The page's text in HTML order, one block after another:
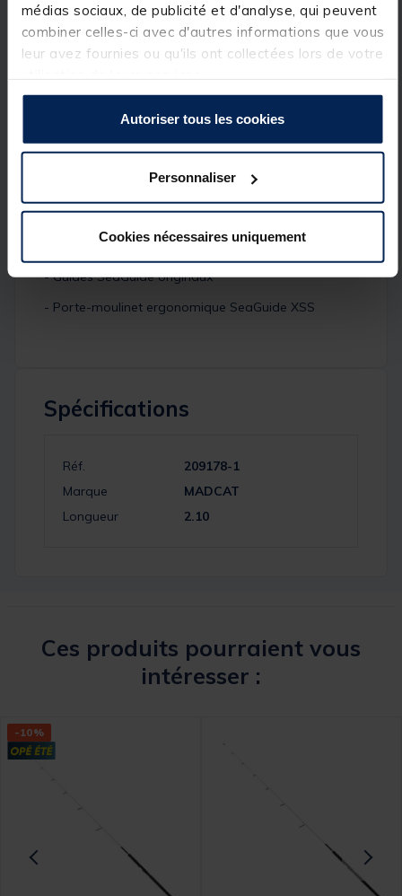
médias sociaux, de publicité et d'analyse, qui peuvent
combiner celles-ci avec d'autres informations que vous
leur avez fournies ou qu'ils ont collectées lors de votre
Autoriser tous les cookies
Personnaliser
Cookies nécessaires uniquement
Détails
Caractéristiques :
- Poids au lancer : 50g-110g
- Blank en nano-carbone 30TC
- Poignée avant avec manchon de sertissage
antidérapant
- Guides SeaGuide originaux
- Porte-moulinet ergonomique SeaGuide XSS
Spécifications
Réf.
209178-1
Marque
MADCAT
Longueur
2.10
Ces produits pourraient vous
intéresser :
-10%